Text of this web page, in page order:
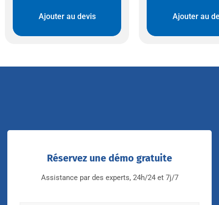
Ajouter au devis Ajouter au
Réservez une démo gratuite
Assistance par des experts, 24h/24 et 7j/7